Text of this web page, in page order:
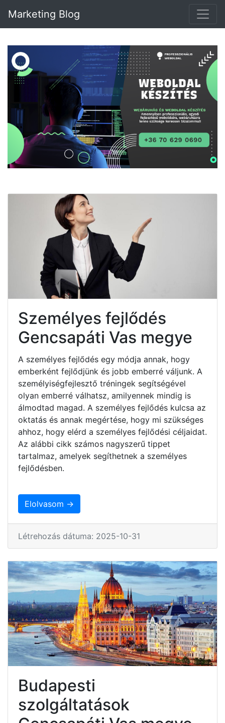
Marketing Blog
Személyes fejlődés
Gencsapáti Vas megye
A személyes fejlődés egy módja annak, hogy
emberként fejlődjünk és jobb emberré váljunk. A
személyiségfejlesztő tréningek segítségével
olyan emberré válhatsz, amilyennek mindig is
álmodtad magad. A személyes fejlődés kulcsa az
oktatás és annak megértése, hogy mi szükséges
ahhoz, hogy elérd a személyes fejlődési céljaidat.
Az alábbi cikk számos nagyszerű tippet
tartalmaz, amelyek segíthetnek a személyes
fejlődésben.
Elolvasom →
Létrehozás dátuma: 2025-10-31
Budapesti
szolgáltatások